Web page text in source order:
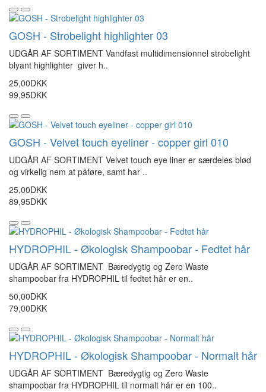
GOSH - Strobelight highlighter 03
UDGÅR AF SORTIMENT Vandfast multidimensionnel strobelight
blyant highlighter giver h..
25,00DKK
99,95DKK
GOSH - Velvet touch eyeliner - copper girl 010
UDGÅR AF SORTIMENT Velvet touch eye liner er særdeles blød
og virkelig nem at påføre, samt har ..
25,00DKK
89,95DKK
HYDROPHIL - Økologisk Shampoobar - Fedtet hår
UDGÅR AF SORTIMENT Bæredygtig og Zero Waste
shampoobar fra HYDROPHIL til fedtet hår er en..
50,00DKK
79,00DKK
HYDROPHIL - Økologisk Shampoobar - Normalt hår
UDGÅR AF SORTIMENT Bæredygtig og Zero Waste
shampoobar fra HYDROPHIL til normalt hår er en 100..